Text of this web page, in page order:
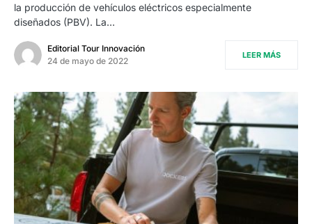
la producción de vehículos eléctricos especialmente
diseñados (PBV). La…
Editorial Tour Innovación
24 de mayo de 2022
LEER MÁS